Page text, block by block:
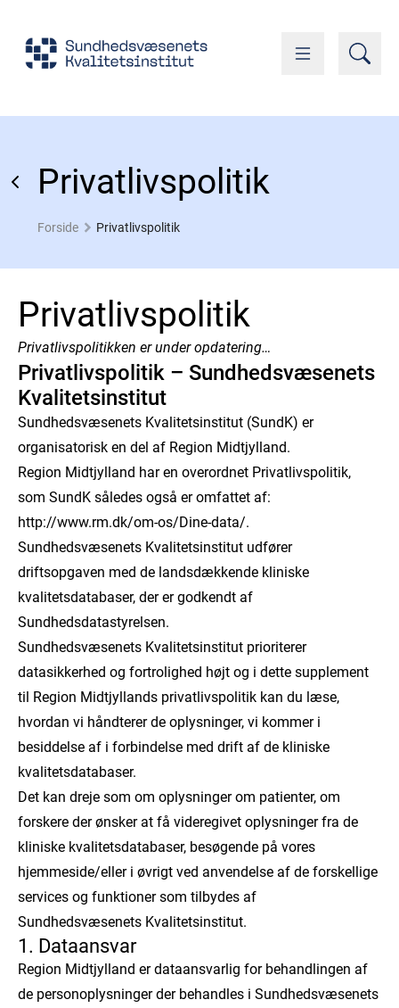
Privatlivspolitik
Forside Privatlivspolitik
Privatlivspolitik
Privatlivspolitikken er under opdatering…
Privatlivspolitik – Sundhedsvæsenets
Kvalitetsinstitut
Sundhedsvæsenets Kvalitetsinstitut (SundK) er
organisatorisk en del af Region Midtjylland.
Region Midtjylland har en overordnet Privatlivspolitik,
som SundK således også er omfattet af:
http://www.rm.dk/om-os/Dine-data/.
Sundhedsvæsenets Kvalitetsinstitut udfører
driftsopgaven med de landsdækkende kliniske
kvalitetsdatabaser, der er godkendt af
Sundhedsdatastyrelsen.
Sundhedsvæsenets Kvalitetsinstitut prioriterer
datasikkerhed og fortrolighed højt og i dette supplement
til Region Midtjyllands privatlivspolitik kan du læse,
hvordan vi håndterer de oplysninger, vi kommer i
besiddelse af i forbindelse med drift af de kliniske
kvalitetsdatabaser.
Det kan dreje som om oplysninger om patienter, om
forskere der ønsker at få videregivet oplysninger fra de
kliniske kvalitetsdatabaser, besøgende på vores
hjemmeside/eller i øvrigt ved anvendelse af de forskellige
services og funktioner som tilbydes af
Sundhedsvæsenets Kvalitetsinstitut.
1. Dataansvar
Region Midtjylland er dataansvarlig for behandlingen af
de personoplysninger der behandles i Sundhedsvæsenets